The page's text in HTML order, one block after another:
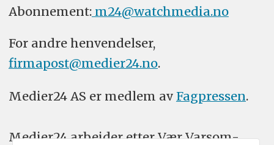
Abonnement:m24@watchmedia.no
For andre henvendelser,
firmapost@medier24.no.
Medier24 AS er medlem av Fagpressen.
Medier24 arbeider etter Vær Varsom-